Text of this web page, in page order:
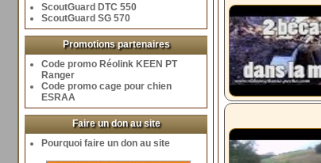
ScoutGuard DTC 550
ScoutGuard SG 570
Promotions partenaires
Code promo Réolink KEEN PT
Ranger
Code promo cage pour chien
ESRAA
Faire un don au site
Pourquoi faire un don au site